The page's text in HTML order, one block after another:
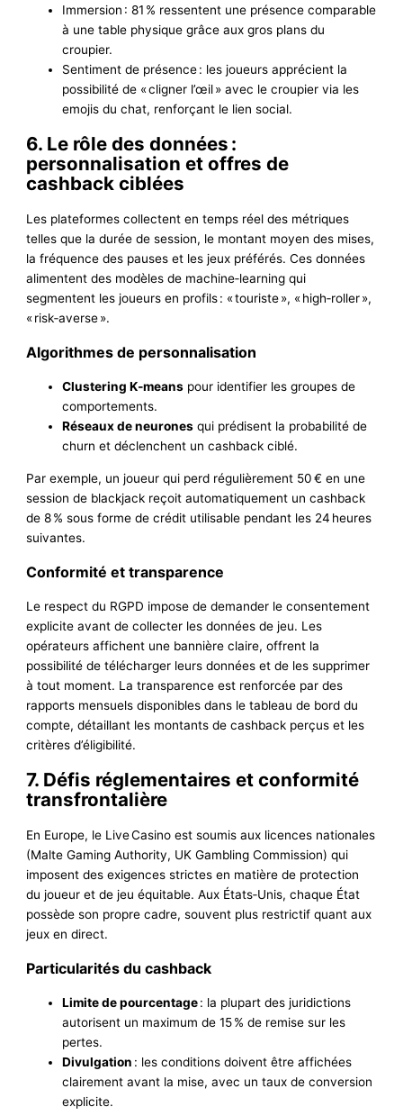
Immersion : 81 % ressentent une présence comparable
à une table physique grâce aux gros plans du
croupier.
Sentiment de présence : les joueurs apprécient la
possibilité de « cligner l’œil » avec le croupier via les
emojis du chat, renforçant le lien social.
6. Le rôle des données :
personnalisation et offres de
cashback ciblées
Les plateformes collectent en temps réel des métriques
telles que la durée de session, le montant moyen des mises,
la fréquence des pauses et les jeux préférés. Ces données
alimentent des modèles de machine‑learning qui
segmentent les joueurs en profils : « touriste », « high‑roller »,
« risk‑averse ».
Algorithmes de personnalisation
Clustering K‑means pour identifier les groupes de
comportements.
Réseaux de neurones qui prédisent la probabilité de
churn et déclenchent un cashback ciblé.
Par exemple, un joueur qui perd régulièrement 50 € en une
session de blackjack reçoit automatiquement un cashback
de 8 % sous forme de crédit utilisable pendant les 24 heures
suivantes.
Conformité et transparence
Le respect du RGPD impose de demander le consentement
explicite avant de collecter les données de jeu. Les
opérateurs affichent une bannière claire, offrent la
possibilité de télécharger leurs données et de les supprimer
à tout moment. La transparence est renforcée par des
rapports mensuels disponibles dans le tableau de bord du
compte, détaillant les montants de cashback perçus et les
critères d’éligibilité.
7. Défis réglementaires et conformité
transfrontalière
En Europe, le Live Casino est soumis aux licences nationales
(Malte Gaming Authority, UK Gambling Commission) qui
imposent des exigences strictes en matière de protection
du joueur et de jeu équitable. Aux États‑Unis, chaque État
possède son propre cadre, souvent plus restrictif quant aux
jeux en direct.
Particularités du cashback
Limite de pourcentage: la plupart des juridictions
autorisent un maximum de 15 % de remise sur les
pertes.
Divulgation : les conditions doivent être affichées
clairement avant la mise, avec un taux de conversion
explicite.